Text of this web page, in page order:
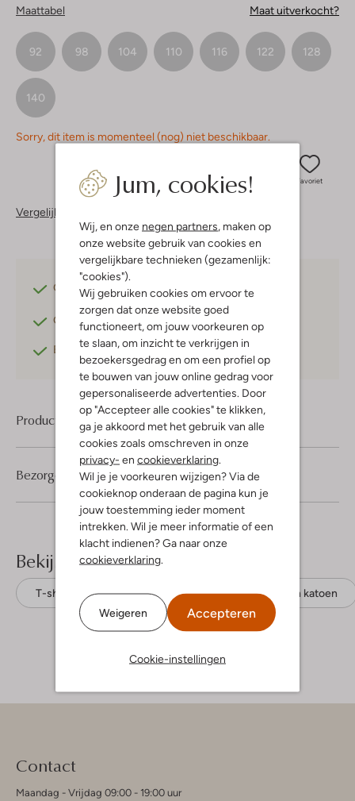
Jum, cookies!
Wij, en onze negen partners, maken op
onze website gebruik van cookies en
vergelijkbare technieken (gezamenlijk:
"cookies").
Wij gebruiken cookies om ervoor te
zorgen dat onze website goed
functioneert, om jouw voorkeuren op
te slaan, om inzicht te verkrijgen in
bezoekersgedrag en om een profiel op
te bouwen van jouw online gedrag voor
gepersonaliseerde advertenties. Door
op "Accepteer alle cookies" te klikken,
ga je akkoord met het gebruik van alle
cookies zoals omschreven in onze
privacy- en cookieverklaring.
Wil je je voorkeuren wijzigen? Via de
cookieknop onderaan de pagina kun je
jouw toestemming ieder moment
intrekken. Wil je meer informatie of een
klacht indienen? Ga naar onze
cookieverklaring.
Weigeren Accepteren
Cookie-instellingen
Maattabel Maat uitverkocht?
92 98 104 110 116 122 128
140
Sorry, dit item is momenteel (nog) niet beschikbaar.
Favoriet
Vergelijkbare items
Gratis verzending vanaf €75,-
Gratis retourneren binnen 30 dagen*
Betaal achterafmet Klarna
Product informatie
Bezorgen & retourneren
Bekijk meer
T-shirts Sproet & Sprout Biologisch katoen
Contact
Maandag - Vrijdag 09:00 - 19:00 uur